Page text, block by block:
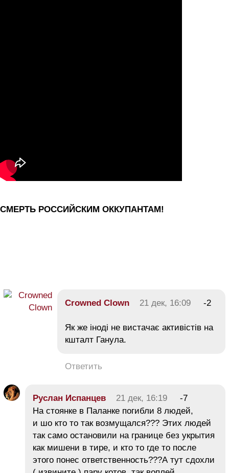
СМЕРТЬ РОССИЙСКИМ ОККУПАНТАМ!
Crowned Clown 21 дек, 16:09 -2
Як же іноді не вистачає активістів на
кшталт Ганула.
Ответить
Руслан Испанцев 21 дек, 16:19
-7
На стоянке в Паланке погибли 8 людей,
и шо кто то так возмущался??? Этих людей
так само остановили на границе без укрытия
как мишени в тире, и кто то где то после
этого понес ответственность???А тут сдохли